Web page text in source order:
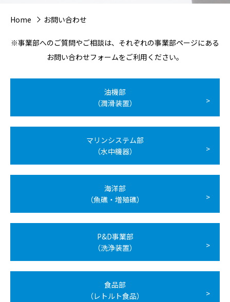
Home お問い合わせ
※事業部へのご質問やご相談は、それぞれの事業部ページにある
お問い合わせフォームをご利用ください。
油機部
（潤滑装置）
マリンシステム部
（水中機器）
海洋部
（魚礁・増殖礁）
P&D事業部
（洗浄装置）
食品部
（レトルト食品）